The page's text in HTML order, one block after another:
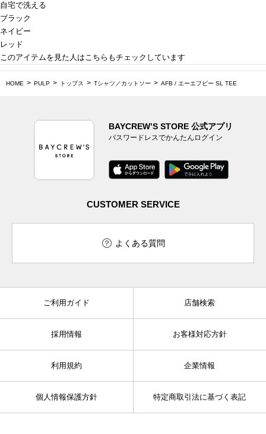
自宅で洗える
ブラック
ネイビー
レッド
このアイテムを見た人はこちらもチェックしています
HOME PULP トップス Tシャツ／カットソー AFB / エーエフビー SL TEE
BAYCREW’S STORE 公式アプリ
パスワードレスでかんたんログイン
CUSTOMER SERVICE
よくある質問
ご利用ガイド 店舗検索
採用情報 お客様対応方針
利用規約 企業情報
個人情報保護方針 特定商取引法に基づく表記